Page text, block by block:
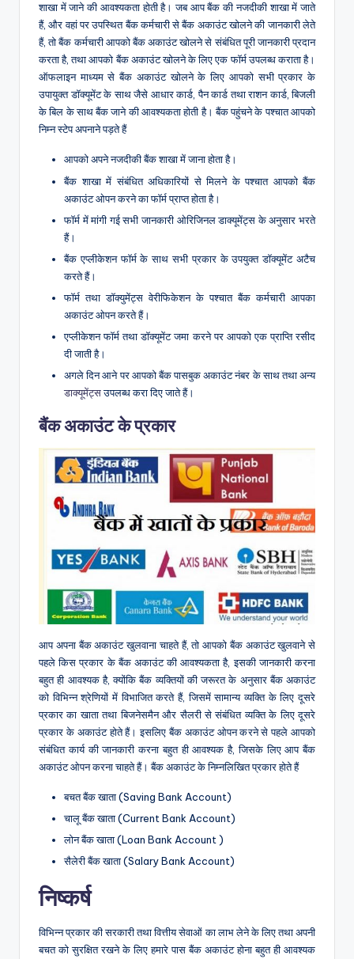
शाखा में जाने की आवश्यकता होती है। जब आप बैंक की नजदीकी शाखा में जाते
हैं, और वहां पर उपस्थित बैंक कर्मचारी से बैंक अकाउंट खोलने की जानकारी लेते
हैं, तो बैंक कर्मचारी आपको बैंक अकाउंट खोलने से संबंधित पूरी जानकारी प्रदान
करता है, तथा आपको बैंक अकाउंट खोलने के लिए एक फॉर्म उपलब्ध कराता है।
ऑफलाइन माध्यम से बैंक अकाउंट खोलने के लिए आपको सभी प्रकार के
उपायुक्त डॉक्यूमेंट के साथ जैसे आधार कार्ड, पैन कार्ड तथा राशन कार्ड, बिजली
के बिल के साथ बैंक जाने की आवश्यकता होती है। बैंक पहुंचने के पश्चात आपको
निम्न स्टेप अपनाने पड़ते हैं
आपको अपने नजदीकी बैंक शाखा में जाना होता है।
बैंक शाखा में संबंधित अधिकारियों से मिलने के पश्चात आपको बैंक
अकाउंट ओपन करने का फॉर्म प्राप्त होता है।
फॉर्म में मांगी गई सभी जानकारी ओरिजिनल डाक्यूमेंट्स के अनुसार भरते
हैं।
बैंक एप्लीकेशन फॉर्म के साथ सभी प्रकार के उपयुक्त डॉक्यूमेंट अटैच
करते हैं।
फॉर्म तथा डॉक्युमेंट्स वेरीफिकेशन के पश्चात बैंक कर्मचारी आपका
अकाउंट ओपन करते हैं।
एप्लीकेशन फॉर्म तथा डॉक्यूमेंट जमा करने पर आपको एक प्राप्ति रसीद
दी जाती है।
अगले दिन आने पर आपको बैंक पासबुक अकाउंट नंबर के साथ तथा अन्य
डाक्यूमेंट्सउपलब्ध करा दिए जाते हैं।
बैंक अकाउंट के प्रकार
आप अपना बैंक अकाउंट खुलवाना चाहते हैं, तो आपको बैंक अकाउंट खुलवाने से
पहले किस प्रकार के बैंक अकाउंट की आवश्यकता है, इसकी जानकारी करना
बहुत ही आवश्यक है, क्योंकि बैंक व्यक्तियों की जरूरत के अनुसार बैंक अकाउंट
को विभिन्न श्रेणियों में विभाजित करते हैं, जिसमें सामान्य व्यक्ति के लिए दूसरे
प्रकार का खाता तथा बिजनेसमैन और सैलरी से संबंधित व्यक्ति के लिए दूसरे
प्रकार के अकाउंट होते हैं। इसलिए बैंक अकाउंट ओपन करने से पहले आपको
संबंधित कार्य की जानकारी करना बहुत ही आवश्यक है, जिसके लिए आप बैंक
अकाउंट ओपन करना चाहते हैं। बैंक अकाउंट के निम्नलिखित प्रकार होते हैं
बचत बैंक खाता (Saving Bank Account)
चालू बैंक खाता (Current Bank Account)
लोन बैंक खाता (Loan Bank Account )
सैलेरी बैंक खाता (Salary Bank Account)
निष्कर्ष
विभिन्न प्रकार की सरकारी तथा वित्तीय सेवाओं का लाभ लेने के लिए तथा अपनी
बचत को सुरक्षित रखने के लिए हमारे पास बैंक अकाउंट होना बहुत ही आवश्यक